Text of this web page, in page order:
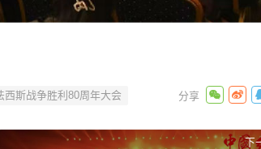
斯战争胜利80周年大会
下